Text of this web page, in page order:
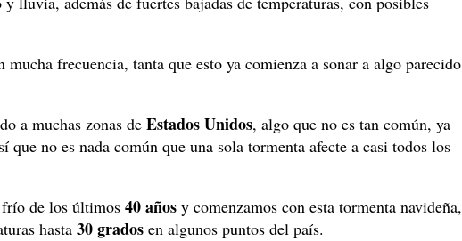
mucha frecuencia, tanta que esto ya comienza a sonar a algo parecido
a muchas zonas de Estados Unidos, algo que no es tan común, ya
que no es nada común que una sola tormenta afecte a casi todos los
de los últimos 40 años y comenzamos con esta tormenta navideña,
hasta 30 grados en algunos puntos del país.